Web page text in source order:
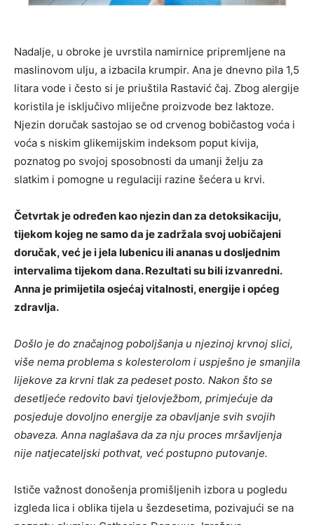
Nadalje, u obroke je uvrstila namirnice pripremljene na
maslinovom ulju, a izbacila krumpir. Ana je dnevno pila 1,5
litara vode i često si je priuštila Rastavić čaj. Zbog alergije
koristila je isključivo mliječne proizvode bez laktoze.
Njezin doručak sastojao se od crvenog bobičastog voća i
voća s niskim glikemijskim indeksom poput kivija,
poznatog po svojoj sposobnosti da umanji želju za
slatkim i pomogne u regulaciji razine šećera u krvi.
Četvrtak je određen kao njezin dan za detoksikaciju,
tijekom kojeg ne samo da je zadržala svoj uobičajeni
doručak, već je i jela lubenicu ili ananas u dosljednim
intervalima tijekom dana. Rezultati su bili izvanredni.
Anna je primijetila osjećaj vitalnosti, energije i općeg
zdravlja.
Došlo je do značajnog poboljšanja u njezinoj krvnoj slici,
više nema problema s kolesterolom i uspješno je smanjila
lijekove za krvni tlak za pedeset posto. Nakon što se
desetljeće redovito bavi tjelovježbom, primjećuje da
posjeduje dovoljno energije za obavljanje svih svojih
obaveza. Anna naglašava da za nju proces mršavljenja
nije natjecateljski pothvat, već postupno putovanje.
Ističe važnost donošenja promišljenih izbora u pogledu
izgleda lica i oblika tijela u šezdesetima, pozivajući se na